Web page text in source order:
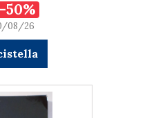
-50%
08/26